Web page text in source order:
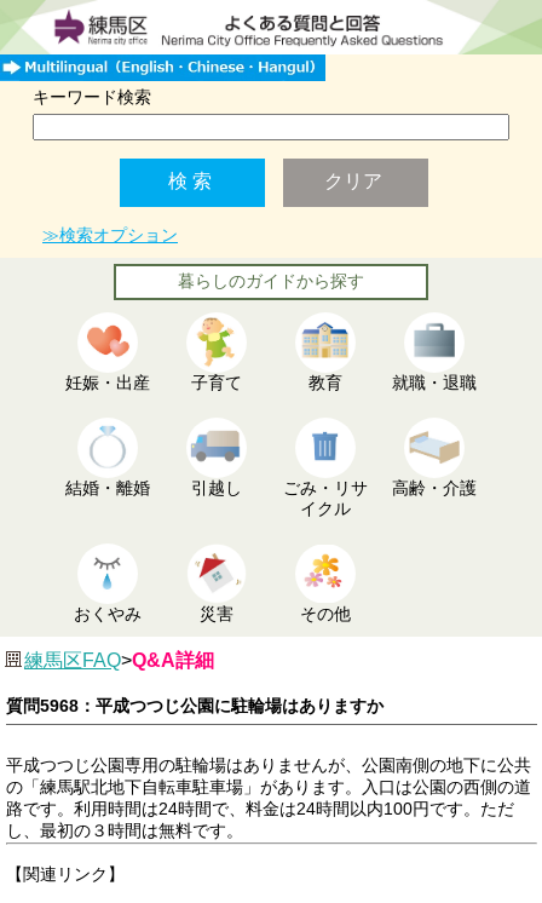
キーワード検索
≫検索オプション
暮らしのガイドから探す
妊娠・出産 子育て 教育 就職・退職
結婚・離婚 引越し
ごみ・リサ
イクル
高齢・介護
おくやみ 災害 その他
練馬区FAQ>Q&A詳細
質問5968：平成つつじ公園に駐輪場はありますか
平成つつじ公園専用の駐輪場はありませんが、公園南側の地下に公共
の「練馬駅北地下自転車駐車場」があります。入口は公園の西側の道
路です。利用時間は24時間で、料金は24時間以内100円です。ただ
し、最初の３時間は無料です。
【関連リンク】